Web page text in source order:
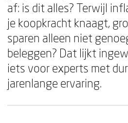
af: is dit alles? Terwijl
je koopkracht knaagt,
sparen alleen niet
beleggen? Dat lijkt
iets voor experts met
jarenlange ervaring.